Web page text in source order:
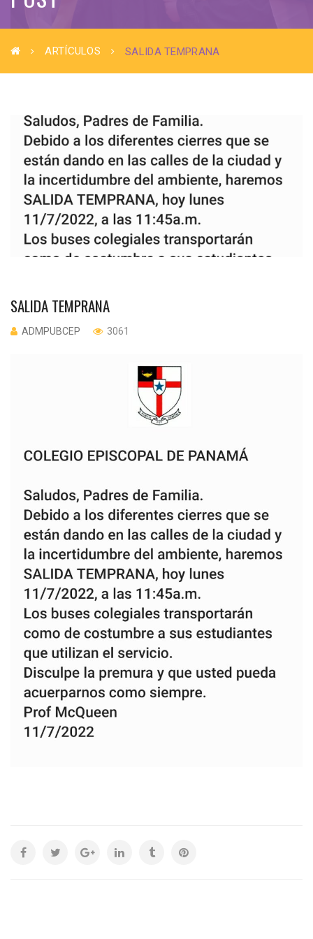
ARTÍCULOS SALIDA TEMPRANA
SALIDA TEMPRANA
ADMPUBCEP 3061